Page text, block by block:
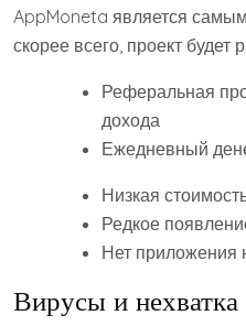
AppMoneta является
скорее всего, проект будет
Реферальная
дохода
Ежедневный
Низкая
Редкое
Нет приложения
Вирусы и